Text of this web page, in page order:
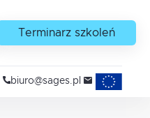
Terminarz szkoleń
biuro@sages.pl Projekty